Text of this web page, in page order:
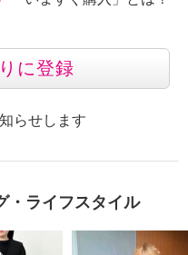
に登録
らせします
・ライフスタイル